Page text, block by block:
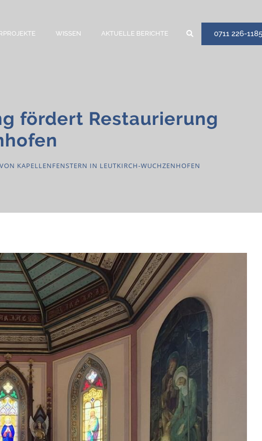
WISSEN AKTUELLE BERICHTE 0711 226-1185
fördert Restaurierung
KAPELLENFENSTERN IN LEUTKIRCH-WUCHZENHOFEN